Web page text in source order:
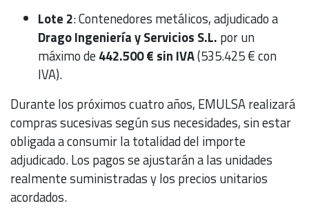
Lote 2: Contenedores metálicos, adjudicado a
Drago Ingeniería y Servicios S.L. por un
máximo de442.500 € sin IVA(535.425 € con
IVA).
Durante los próximos cuatro años, EMULSA realizará
compras sucesivas según sus necesidades, sin estar
obligada a consumir la totalidad del importe
adjudicado. Los pagos se ajustarán a las unidades
realmente suministradas y los precios unitarios
acordados.